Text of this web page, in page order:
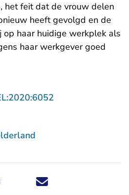
het feit dat de vrouw delen
heeft gevolgd en de
haar huidige werkplek als
haar werkgever goed
Deel dit nieuwsbericht via X -
Deel dit nieuwsbericht via
Deel dit nieuwsbericht
Deel dit